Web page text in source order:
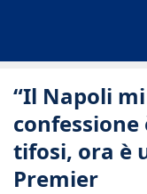
“Il Napoli
tifosi, ora è
Premier